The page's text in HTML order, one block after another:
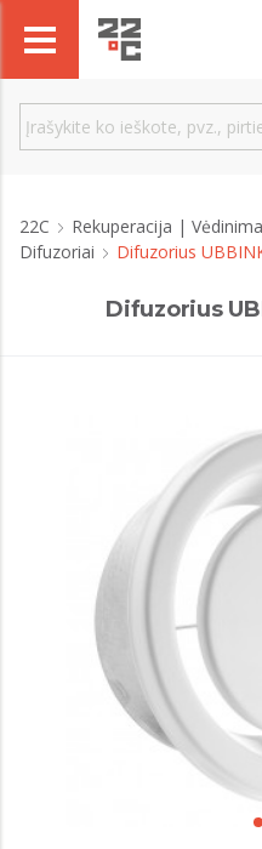
22C Rekuperacija |
Difuzoriai
Difuzorius
Difuzorius